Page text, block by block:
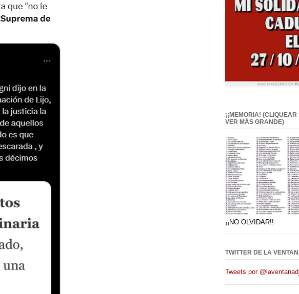
¡¡MEMORIA!
VER MÁS GRANDE)
¡¡NO OLVIDAR!!
TWITTER DE LA
Tweets por